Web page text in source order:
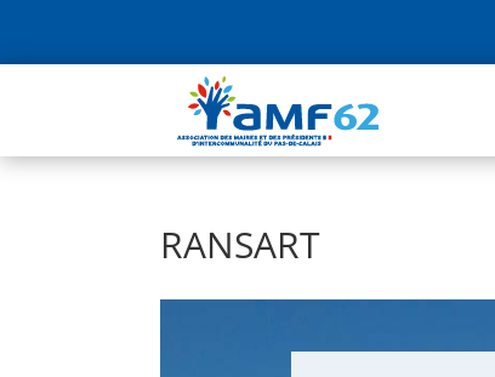
RANSART